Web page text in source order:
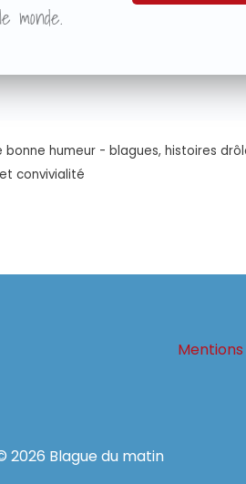
monde.
humeur - blagues, histoires
et convivialité
2026 Blague du matin